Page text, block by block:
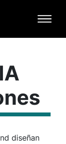
diseñan